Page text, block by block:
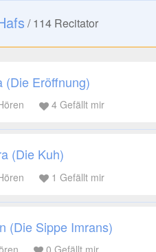
/114 Recitator
(Die Eröffnung)
4 Gefällt mir
(Die Kuh)
1 Gefällt mir
(Die Sippe Imrans)
0 Gefällt mir